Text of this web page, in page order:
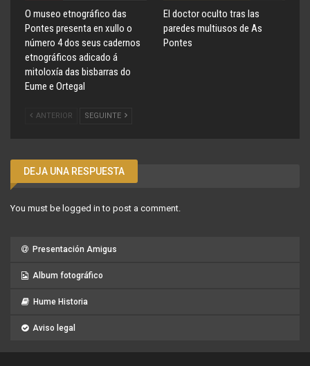
O museo etnográfico das
Pontes presenta en xullo o
número 4 dos seus cadernos
etnográficos adicado á
mitoloxía das bisbarras do
Eume e Ortegal
El doctor oculto tras las
paredes multiusos de As
Pontes
ANTERIOR SEGUINTE
DEJA UNA RESPUESTA
You must be logged in to post a comment.
Presentación Amigus
Album fotográfico
Hume Historia
Aviso legal